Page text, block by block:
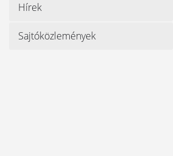
Hírek
Sajtóközlemények